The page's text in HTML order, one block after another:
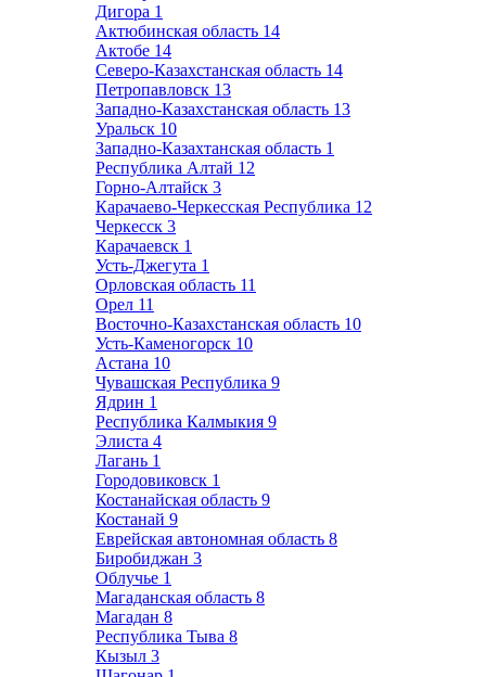
Дигора 1
Актюбинская область 14
Актобе 14
Северо-Казахстанская область 14
Петропавловск 13
Западно-Казахстанская область 13
Уральск 10
Западно-Казахтанская область 1
Республика Алтай 12
Горно-Алтайск 3
Карачаево-Черкесская Республика 12
Черкесск 3
Карачаевск 1
Усть-Джегута 1
Орловская область 11
Орел 11
Восточно-Казахстанская область 10
Усть-Каменогорск 10
Астана 10
Чувашская Республика 9
Ядрин 1
Республика Калмыкия 9
Элиста 4
Лагань 1
Городовиковск 1
Костанайская область 9
Костанай 9
Еврейская автономная область 8
Биробиджан 3
Облучье 1
Магаданская область 8
Магадан 8
Республика Тыва 8
Кызыл 3